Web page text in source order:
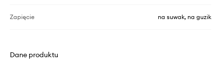
Zapięcie na suwak, na guzik
Dane produktu